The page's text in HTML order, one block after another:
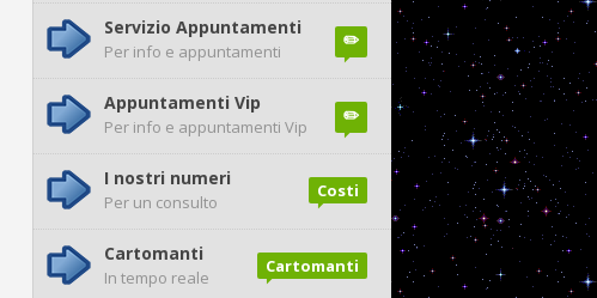
✏️
Servizio Appuntamenti
Per info e appuntamenti
✏️
Appuntamenti Vip
Per info e appuntamenti Vip
Costi
I nostri numeri
Per un consulto
Cartomanti
Cartomanti
In tempo reale